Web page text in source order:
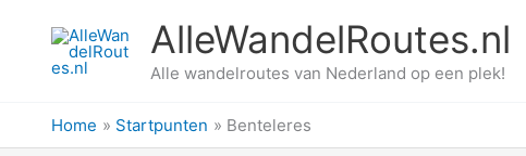
AlleWandelRoutes.nl
Alle wandelroutes van Nederland op een plek!
Home Startpunten Benteleres